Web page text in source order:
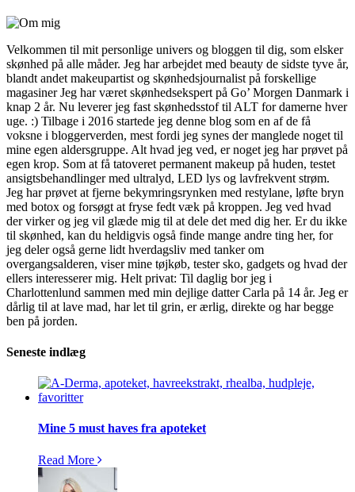
Velkommen til mit personlige univers og bloggen til dig, som elsker
skønhed på alle måder. Jeg har arbejdet med beauty de sidste tyve år,
blandt andet makeupartist og skønhedsjournalist på forskellige
magasiner Jeg har været skønhedsekspert på Go’ Morgen Danmark i
knap 2 år. Nu leverer jeg fast skønhedsstof til ALT for damerne hver
uge. :) Tilbage i 2016 startede jeg denne blog som en af de få
voksne i bloggerverden, mest fordi jeg synes der manglede noget til
mine egen aldersgruppe. Alt hvad jeg ved, er noget jeg har prøvet på
egen krop. Som at få tatoveret permanent makeup på huden, testet
ansigtsbehandlinger med ultralyd, LED lys og lavfrekvent strøm.
Jeg har prøvet at fjerne bekymringsrynken med restylane, løfte bryn
med botox og forsøgt at fryse fedt væk på kroppen. Jeg ved hvad
der virker og jeg vil glæde mig til at dele det med dig her. Er du ikke
til skønhed, kan du heldigvis også finde mange andre ting her, for
jeg deler også gerne lidt hverdagsliv med tanker om
overgangsalderen, viser mine tøjkøb, tester sko, gadgets og hvad der
ellers interesserer mig. Helt privat: Til daglig bor jeg i
Charlottenlund sammen med min dejlige datter Carla på 14 år. Jeg er
dårlig til at lave mad, har let til grin, er ærlig, direkte og har begge
ben på jorden.
Seneste indlæg
Mine 5 must haves fra apoteket
Read More